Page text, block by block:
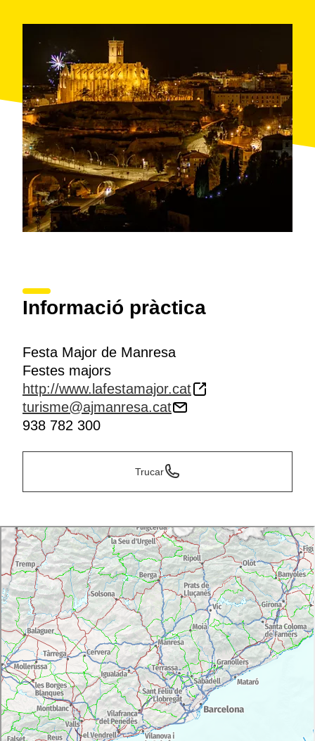
Informació pràctica
Festa Major de Manresa
Festes majors
http://www.lafestamajor.cat
turisme@ajmanresa.cat
938 782 300
Trucar